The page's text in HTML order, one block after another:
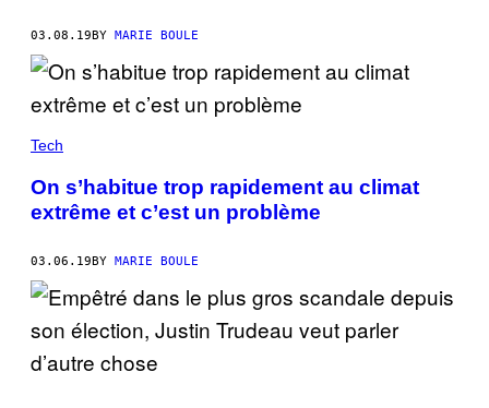
03.08.19 BY MARIE BOULE
Tech
On s’habitue trop rapidement au climat
extrême et c’est un problème
03.06.19BY MARIE BOULE